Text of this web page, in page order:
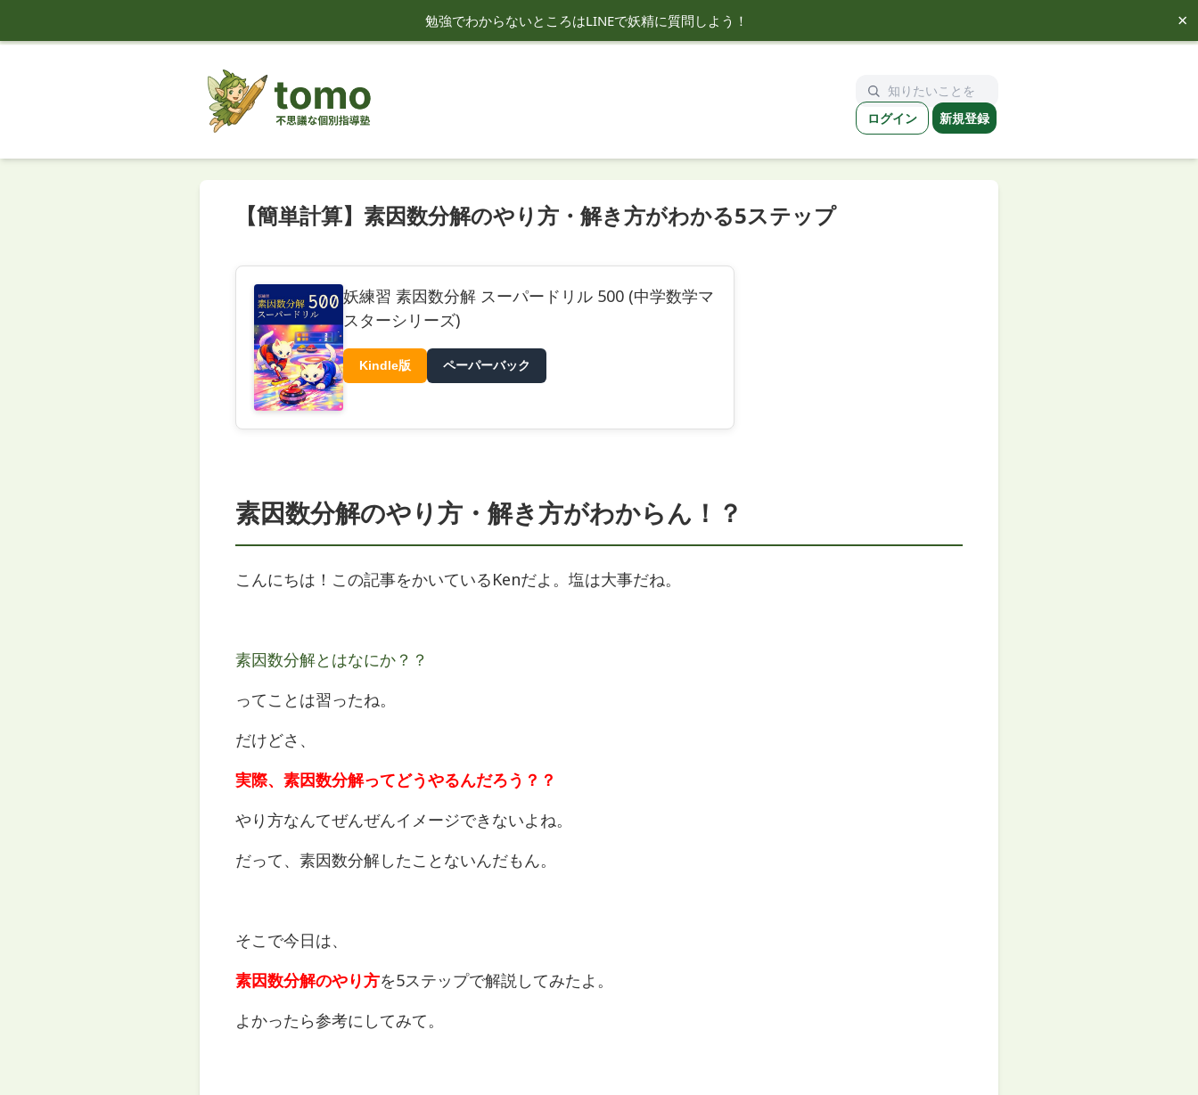
勉強でわからないところはLINEで妖精に質問しよう！ ×
tomo ログイン 新規登録
【簡単計算】素因数分解のやり方・解き方がわかる5ステップ
妖練習 素因数分解 スーパードリル 500 (中学数学マ
スターシリーズ)
Kindle版 ペーパーバック
素因数分解のやり方・解き方がわからん！？
こんにちは！この記事をかいているKenだよ。塩は大事だね。
素因数分解とはなにか？？
ってことは習ったね。
だけどさ、
実際、素因数分解ってどうやるんだろう？？
やり方なんてぜんぜんイメージできないよね。
だって、素因数分解したことないんだもん。
そこで今日は、
素因数分解のやり方を5ステップで解説してみたよ。
よかったら参考にしてみて。